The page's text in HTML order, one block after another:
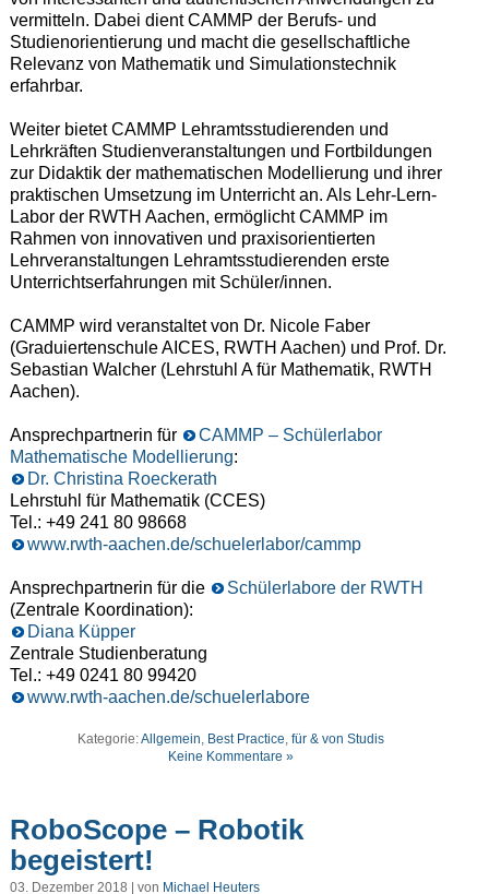
vermitteln. Dabei dient CAMMP der Berufs- und
Studienorientierung und macht die gesellschaftliche
Relevanz von Mathematik und Simulationstechnik
erfahrbar.
Weiter bietet CAMMP Lehramtsstudierenden und
Lehrkräften Studienveranstaltungen und Fortbildungen
zur Didaktik der mathematischen Modellierung und ihrer
praktischen Umsetzung im Unterricht an. Als Lehr-Lern-
Labor der RWTH Aachen, ermöglicht CAMMP im
Rahmen von innovativen und praxisorientierten
Lehrveranstaltungen Lehramtsstudierenden erste
Unterrichtserfahrungen mit Schüler/innen.
CAMMP wird veranstaltet von Dr. Nicole Faber
(Graduiertenschule AICES, RWTH Aachen) und Prof. Dr.
Sebastian Walcher (Lehrstuhl A für Mathematik, RWTH
Aachen).
Ansprechpartnerin für
CAMMP – Schülerlabor
Mathematische Modellierung:
Dr. Christina Roeckerath
Lehrstuhl für Mathematik (CCES)
Tel.: +49 241 80 98668
www.rwth-aachen.de/schuelerlabor/cammp
Ansprechpartnerin für die
Schülerlabore der RWTH
(Zentrale Koordination):
Diana Küpper
Zentrale Studienberatung
Tel.: +49 0241 80 99420
www.rwth-aachen.de/schuelerlabore
Kategorie:Allgemein Best Practice ,für & von Studis
Keine Kommentare »
RoboScope – Robotik
begeistert!
03. Dezember 2018 | von Michael Heuters